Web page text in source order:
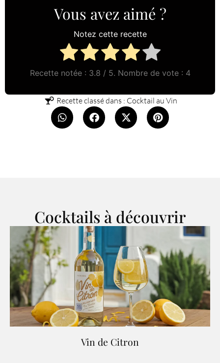
Vous avez aimé ?
Notez cette recette
Recette notée : 3.8 / 5. Nombre de vote : 4
Recette classé dans : Cocktail au Vin
Cocktails à découvrir
Vin de Citron